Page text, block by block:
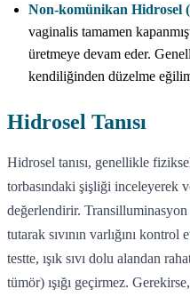
Non-komünikan Hidrosel
vaginalis tamamen
üretmeye devam eder.
kendiliğinden düzelme
Hidrosel Tanısı
Hidrosel tanısı, genellikle
torbasındaki şişliği inceleyerek
değerlendirir. Transilluminasyon
tutarak sıvının varlığını
testte, ışık sıvı dolu alandan
tümör) ışığı geçirmez.